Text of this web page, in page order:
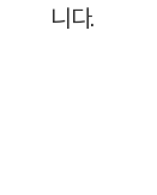
니다.